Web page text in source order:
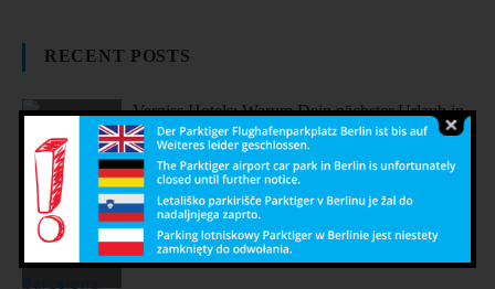
RECENT POSTS
Vergiss Hotels: Warum Dein nächster Urlaub in
einem dieser coolen Airbnbs stattfinden sollte.
Sonne, Stil, Sehenswürdigkeiten – So fühlt sich
Barcelona an